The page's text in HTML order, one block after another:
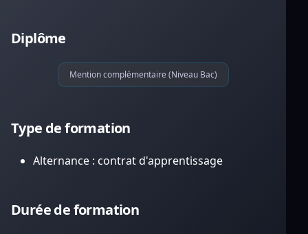
Diplôme
Mention complémentaire (Niveau Bac)
Type de formation
Alternance : contrat d'apprentissage
Durée de formation